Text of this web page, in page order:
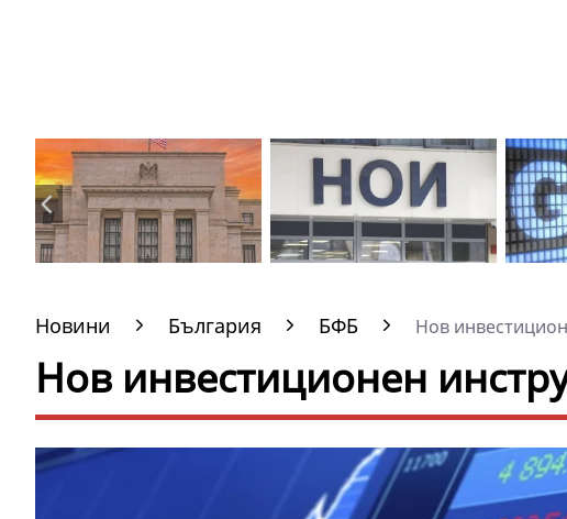
Новини България БФБ Нов
Нов инвестиционен